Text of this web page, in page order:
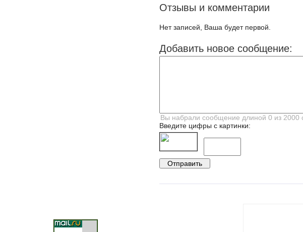
Отзывы и комментарии
Нет записей, Ваша будет первой.
Добавить новое сообщение:
Введите цифры с картинки: